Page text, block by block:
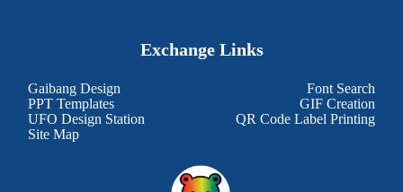
Exchange Links
Gaibang Design
Font Search
PPT Templates
GIF Creation
UFO Design Station
QR Code Label Printing
Site Map